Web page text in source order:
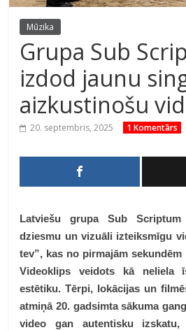
Mūzika
Grupa Sub
izdod jaunu
aizkustinošu
20. septembris, 2025 1 Komentārs
Latviešu grupa Sub
dziesmu un vizuāli izteiksmīgu
tev”, kas no pirmajām
Videoklips veidots kā neliela
estētiku. Tērpi, lokācijas un
atmiņā 20. gadsimta sākuma
video gan autentisku